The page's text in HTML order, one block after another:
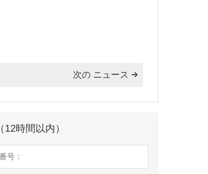

次の ニュース
時間以内）